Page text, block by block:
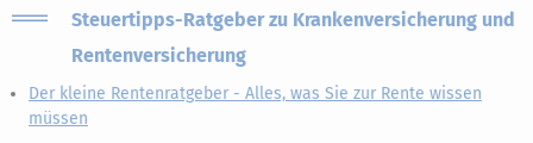
Steuertipps-Ratgeber zu Krankenversicherung und
Rentenversicherung
Der kleine Rentenratgeber - Alles, was Sie zur Rente wissen
müssen